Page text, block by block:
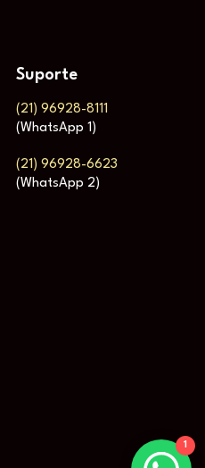
Suporte
(21) 96928-8111
(WhatsApp 1)
(21) 96928-6623
(WhatsApp 2)
1